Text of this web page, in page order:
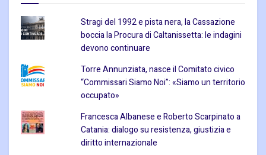
Stragi del 1992 e pista nera, la Cassazione
boccia la Procura di Caltanissetta: le indagini
devono continuare
Torre Annunziata, nasce il Comitato civico
“Commissari Siamo Noi”: «Siamo un territorio
occupato»
Francesca Albanese e Roberto Scarpinato a
Catania: dialogo su resistenza, giustizia e
diritto internazionale